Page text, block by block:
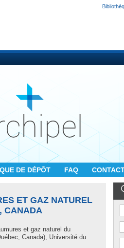
DE DÉPÔT FAQ
ET GAZ NATUREL
CANADA
et gaz naturel du
Canada), Université du